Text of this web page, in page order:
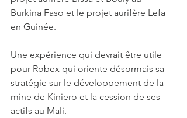
Burkina Faso et le projet aurifère Lefa
en Guinée.
Une expérience qui devrait être utile
pour Robex qui oriente désormais sa
stratégie sur le développement de la
mine de Kiniero et la cession de ses
actifs au Mali.